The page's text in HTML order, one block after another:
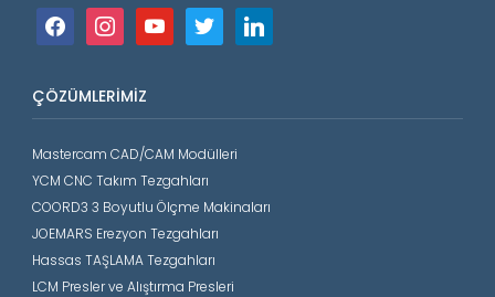
facebookinstagramyoutube twitter linkedin
ÇÖZÜMLERIMIZ
Mastercam CAD/CAM Modülleri
YCM CNC Takım Tezgahları
COORD3 3 Boyutlu Ölçme Makinaları
JOEMARS Erezyon Tezgahları
Hassas TAŞLAMA Tezgahları
LCM Presler ve Alıştırma Presleri